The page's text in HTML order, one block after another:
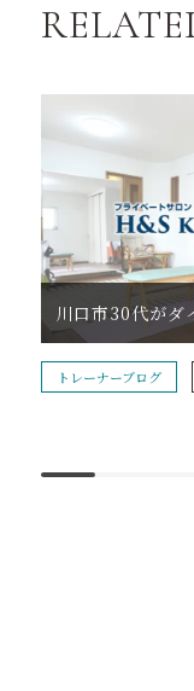
トレーナーブログ